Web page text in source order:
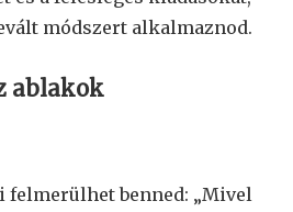
módszert alkalmaznod.
ablakok
felmerülhet benned: „Mivel